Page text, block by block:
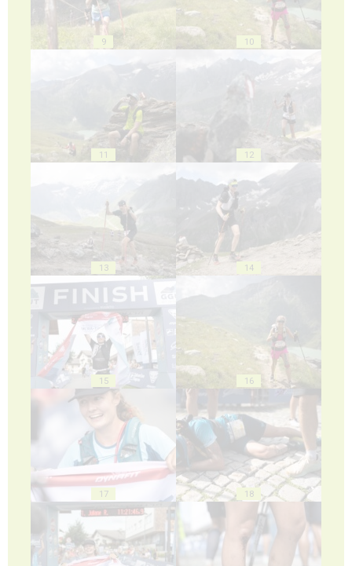
9 10
11 12
13 14
15 16
17 18